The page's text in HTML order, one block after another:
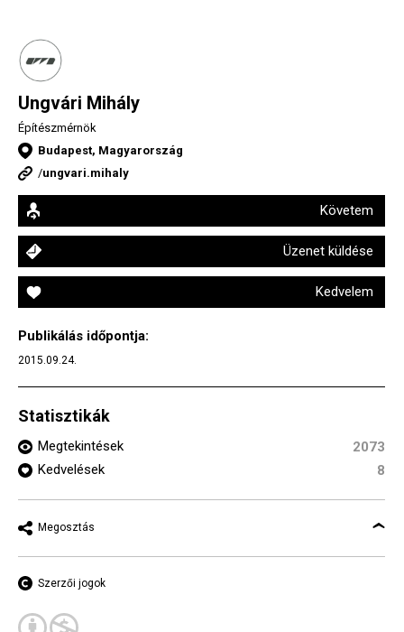
Ungvári Mihály
Építészmérnök
Budapest, Magyarország
/ungvari.mihaly
Követem
Üzenet küldése
Kedvelem
Publikálás időpontja:
2015.09.24.
Statisztikák
Megtekintések
2073
Kedvelések
8
Megosztás
Szerzői jogok